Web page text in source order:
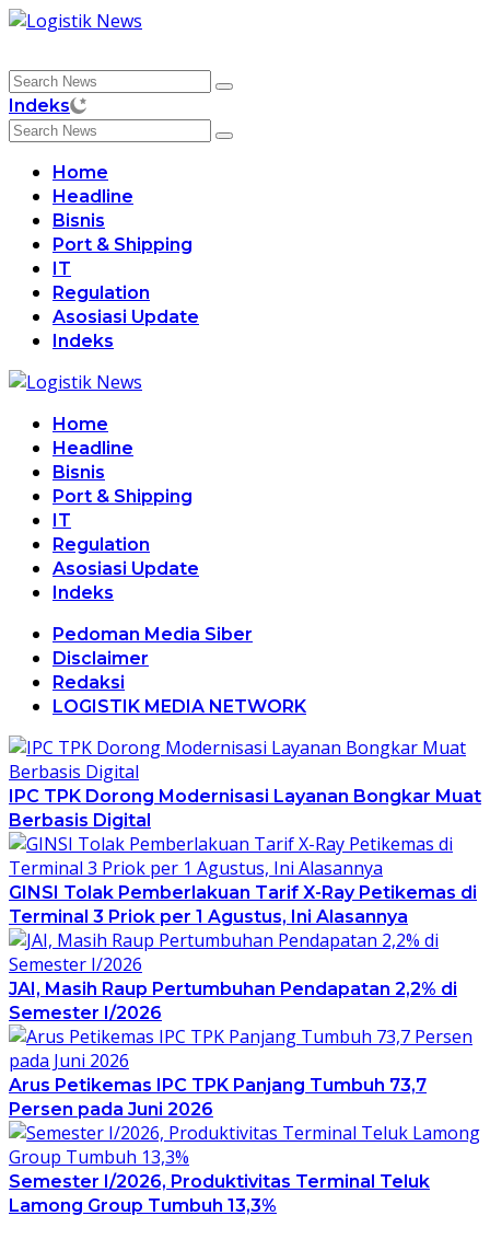
Skip
content
Indeks
Home
Headline
Bisnis
Port & Shipping
IT
Regulation
Asosiasi Update
Indeks
Home
Headline
Bisnis
Port & Shipping
IT
Regulation
Asosiasi Update
Indeks
Pedoman Media Siber
Disclaimer
Redaksi
LOGISTIK MEDIA NETWORK
IPC TPK Dorong Modernisasi Layanan Bongkar Muat
Berbasis Digital
GINSI Tolak Pemberlakuan Tarif X-Ray Petikemas di
Terminal 3 Priok per 1 Agustus, Ini Alasannya
JAI, Masih Raup Pertumbuhan Pendapatan 2,2% di
Semester I/2026
Arus Petikemas IPC TPK Panjang Tumbuh 73,7
Persen pada Juni 2026
Semester I/2026, Produktivitas Terminal Teluk
Lamong Group Tumbuh 13,3%